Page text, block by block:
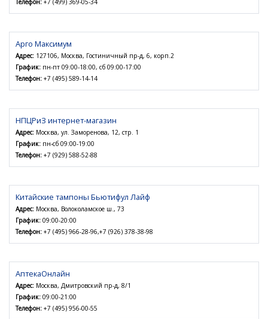
Телефон: +7 (499) 369-05-34
Арго Максимум
Адрес: 127106, Москва, Гостиничный пр-д, 6, корп.2
График: пн-пт 09:00-18:00, сб 09:00-17:00
Телефон: +7 (495) 589-14-14
НПЦРиЗ интернет-магазин
Адрес: Москва, ул. Заморенова, 12, стр. 1
График: пн-сб 09:00-19:00
Телефон: +7 (929) 588-52-88
Китайские тампоны Бьютифул Лайф
Адрес: Москва, Волоколамское ш., 73
График: 09:00-20:00
Телефон: +7 (495) 966-28-96,+7 (926) 378-38-98
АптекаОнлайн
Адрес: Москва, Дмитровский пр-д, 8/1
График: 09:00-21:00
Телефон: +7 (495) 956-00-55